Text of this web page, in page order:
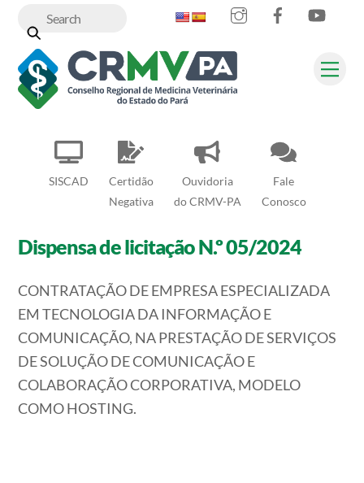
content
SISCAD
Certidão
Negativa
Ouvidoria
do CRMV-PA
Fale
Conosco
InstagramFacebook
Dispensa de licitação N.º 05/2024
CONTRATAÇÃO DE EMPRESA ESPECIALIZADA
EM TECNOLOGIA DA INFORMAÇÃO E
COMUNICAÇÃO, NA PRESTAÇÃO DE SERVIÇOS
DE SOLUÇÃO DE COMUNICAÇÃO E
COLABORAÇÃO CORPORATIVA, MODELO
COMO HOSTING.